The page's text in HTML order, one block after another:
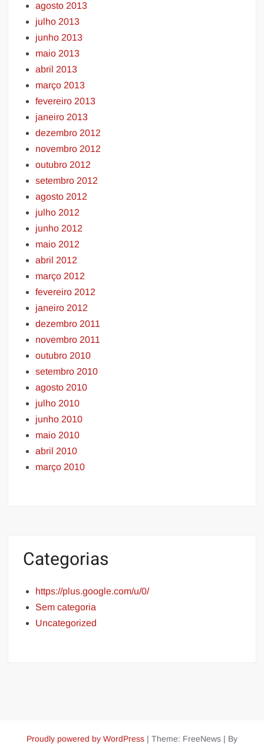
agosto 2013
julho 2013
junho 2013
maio 2013
abril 2013
março 2013
fevereiro 2013
janeiro 2013
dezembro 2012
novembro 2012
outubro 2012
setembro 2012
agosto 2012
julho 2012
junho 2012
maio 2012
abril 2012
março 2012
fevereiro 2012
janeiro 2012
dezembro 2011
novembro 2011
outubro 2010
setembro 2010
agosto 2010
julho 2010
junho 2010
maio 2010
abril 2010
março 2010
Categorias
https://plus.google.com/u/0/
Sem categoria
Uncategorized
Proudly powered by WordPress | Theme: FreeNews | By